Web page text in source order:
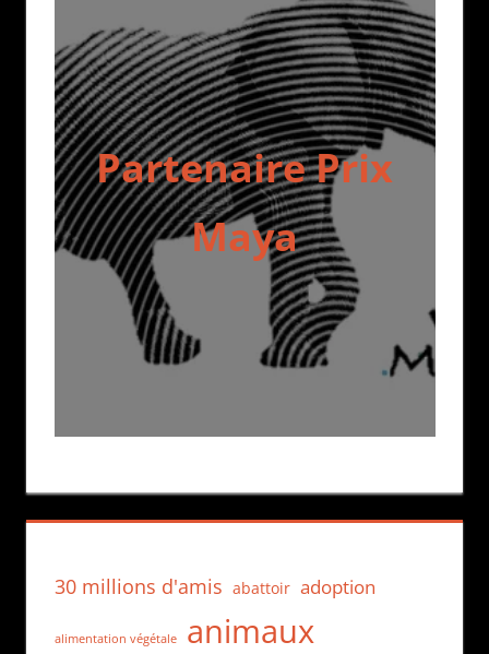
Partenaire Prix
Maya
30 millions d'amis abattoir adoption
alimentation végétale animaux